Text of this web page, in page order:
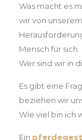
Was macht es
wir von
Mensch für sich.
Wer sind wir in
Es gibt eine
beziehen wir
Wie viel bin ich
Ein